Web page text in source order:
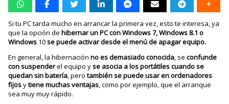
Si tu PC tarda mucho en arrancar la primera vez, esto te interesa, ya
que la opción dehibernar un PC con Windows 7, Windows 8.1 o
Windows 10se puede activar desde el menú de apagar equipo.
En general, la hibernaciónno es demasiado conocida, seconfunde
con suspenderel equipo yse asocia a los portátiles cuando se
quedan sin batería, perotambién se puede usar en ordenadores
fijosytiene muchas ventajas, como por ejemplo, que el arranque
sea muy muy rápido.